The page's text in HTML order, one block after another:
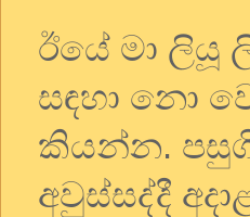
ඊයේ මා ලියූ
සඳහා නො
කියන්න.
අවුස්සද්දී